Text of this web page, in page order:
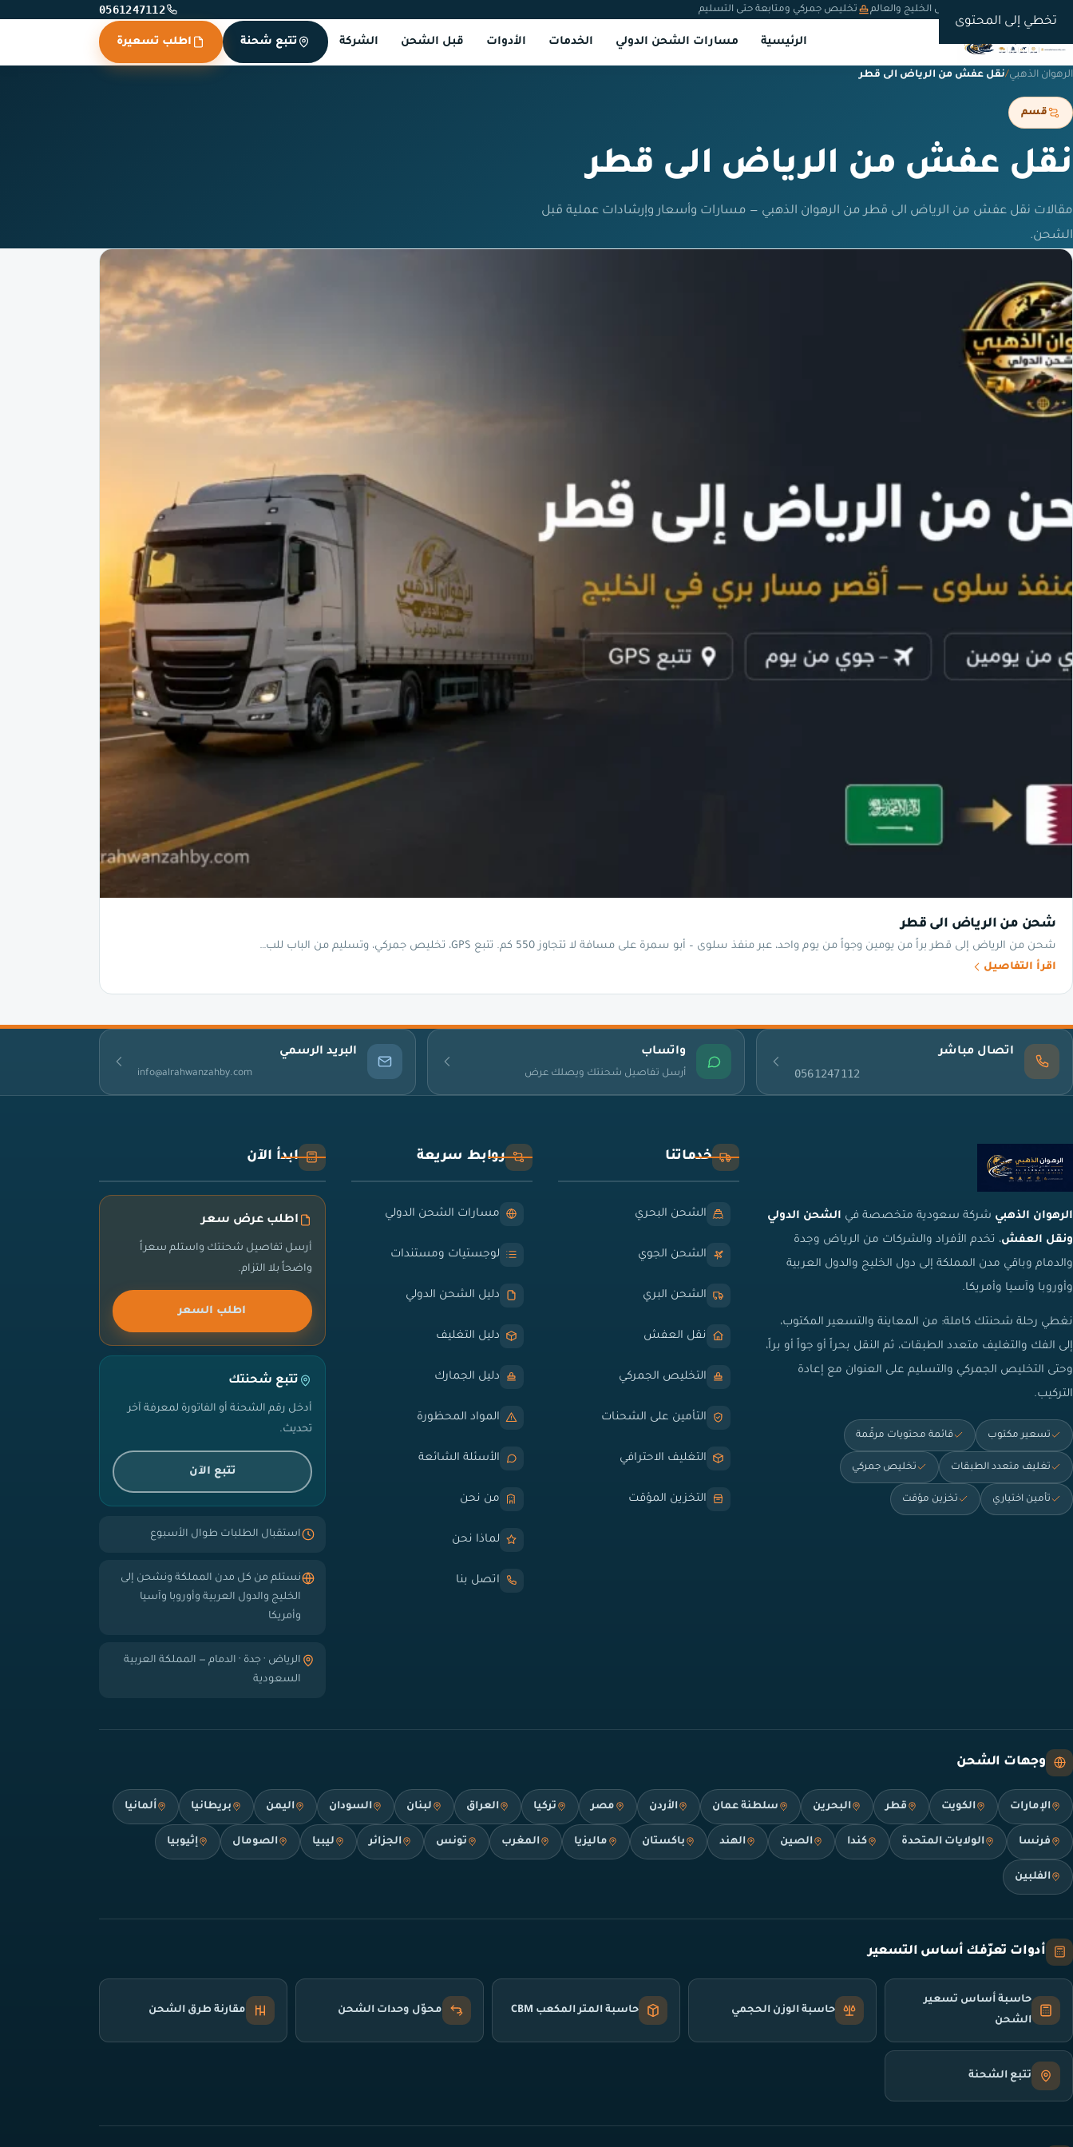
تخطي إلى المحتوى
شحن دولي من السعودية إلى الخليج والعالم تخليص جمركي ومتابعة حتى التسليم 0561247112
الرئيسية مسارات الشحن الدولي الخدمات الأدوات قبل الشحن الشركة تتبع شحنة اطلب تسعيرة
الرهوان الذهبي/نقل عفش من الرياض الى قطر
قسم
نقل عفش من الرياض الى قطر
مقالات نقل عفش من الرياض الى قطر من الرهوان الذهبي — مسارات وأسعار وإرشادات عملية قبل
الشحن.
شحن من الرياض الى قطر
شحن من الرياض إلى قطر براً من يومين وجواً من يوم واحد، عبر منفذ سلوى – أبو سمرة على مسافة لا تتجاوز 550 كم. تتبع GPS، تخليص جمركي، وتسليم من الباب للب…
اقرأ التفاصيل
اتصال مباشر
0561247112
واتساب
أرسل تفاصيل شحنتك ويصلك عرض
البريد الرسمي
info@alrahwanzahby.com
الرهوان الذهبي شركة سعودية متخصصة في الشحن الدولي
ونقل العفش، تخدم الأفراد والشركات من الرياض وجدة
والدمام وباقي مدن المملكة إلى دول الخليج والدول العربية
وأوروبا وآسيا وأمريكا.
نغطي رحلة شحنتك كاملة: من المعاينة والتسعير المكتوب،
إلى الفك والتغليف متعدد الطبقات، ثم النقل بحراً أو جواً أو براً،
وحتى التخليص الجمركي والتسليم على العنوان مع إعادة
التركيب.
تسعير مكتوب قائمة محتويات مرقّمة
تغليف متعدد الطبقات تخليص جمركي
تأمين اختياري تخزين مؤقت
خدماتنا
الشحن البحري
الشحن الجوي
الشحن البري
نقل العفش
التخليص الجمركي
التأمين على الشحنات
التغليف الاحترافي
التخزين المؤقت
روابط سريعة
مسارات الشحن الدولي
لوجستيات ومستندات
دليل الشحن الدولي
دليل التغليف
دليل الجمارك
المواد المحظورة
الأسئلة الشائعة
من نحن
لماذا نحن
اتصل بنا
ابدأ الآن
اطلب عرض سعر
أرسل تفاصيل شحنتك واستلم سعراً
واضحاً بلا التزام.
اطلب السعر
تتبع شحنتك
أدخل رقم الشحنة أو الفاتورة لمعرفة آخر
تحديث.
تتبع الآن
استقبال الطلبات طوال الأسبوع
نستلم من كل مدن المملكة ونشحن إلى
الخليج والدول العربية وأوروبا وآسيا
وأمريكا
الرياض · جدة · الدمام — المملكة العربية
السعودية
وجهات الشحن
الإمارات الكويت قطر البحرين سلطنة عمان الأردن مصر تركيا العراق لبنان السودان اليمن بريطانيا ألمانيا
فرنسا الولايات المتحدة كندا الصين الهند باكستان ماليزيا المغرب تونس الجزائر ليبيا الصومال إثيوبيا
الفلبين
أدوات تعرّفك أساس التسعير
حاسبة أساس تسعير
الشحن
حاسبة الوزن الحجمي حاسبة المتر المكعب CBM محوّل وحدات الشحن مقارنة طرق الشحن
تتبع الشحنة